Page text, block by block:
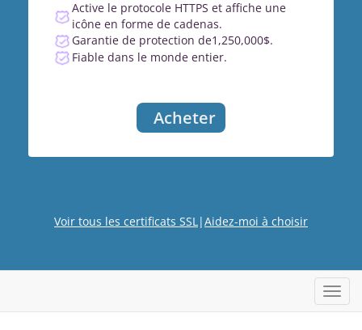
Active le protocole HTTPS et affiche une
icône en forme de cadenas.
Garantie de protection de1,250,000$.
Fiable dans le monde entier.
Acheter
Voir tous les certificats SSL |Aidez-moi à choisir
la